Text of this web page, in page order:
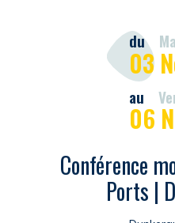
du
03
au
06
Conférence
Ports |